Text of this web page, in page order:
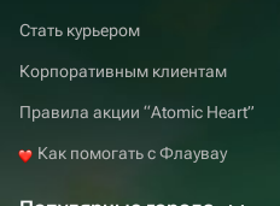
Стать курьером
Корпоративным клиентам
Правила акции “Atomic Heart”
Как помогать с Флаувау